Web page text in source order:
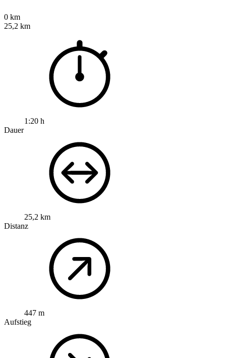
0 km
25,2 km
1:20 h
Dauer
25,2 km
Distanz
447 m
Aufstieg